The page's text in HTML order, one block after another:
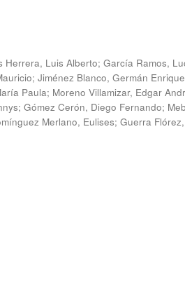
Herrera, Luis Alberto; García Ramos,
; Jiménez Blanco, Germán Enrique
Paula; Moreno Villamizar, Edgar
; Gómez Cerón, Diego Fernando;
Merlano, Eulises; Guerra